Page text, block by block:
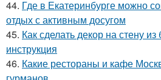
44. Где в Екатеринбурге можно
отдых с активным досугом
45. Как сделать декор на стену
инструкция
46. Какие рестораны и кафе